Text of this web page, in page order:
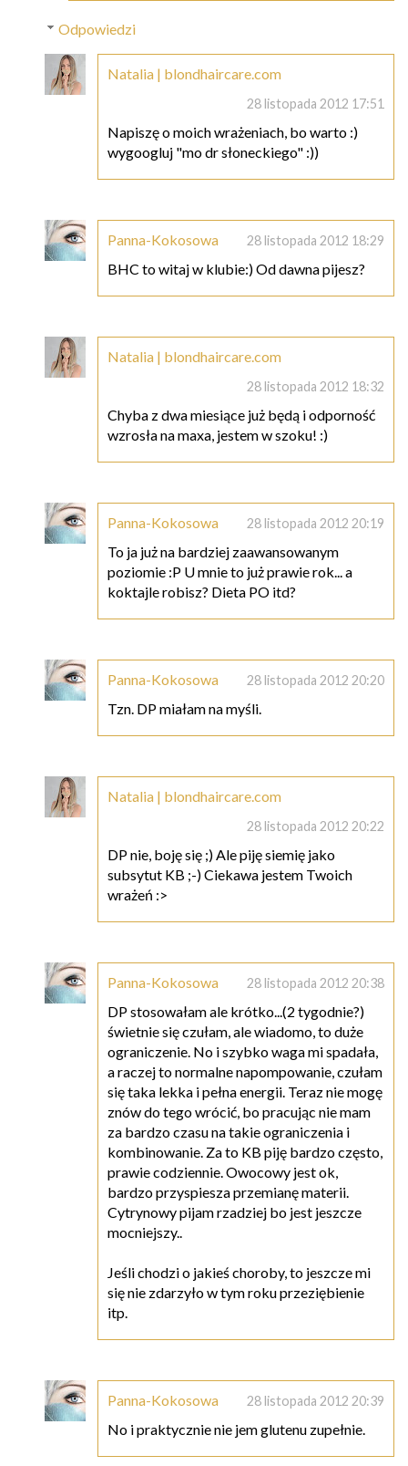
Odpowiedzi
Natalia | blondhaircare.com
28 listopada 2012 17:51
Napiszę o moich wrażeniach, bo warto :)
wygoogluj "mo dr słoneckiego" :))
Panna-Kokosowa 28 listopada 2012 18:29
BHC to witaj w klubie:) Od dawna pijesz?
Natalia | blondhaircare.com
28 listopada 2012 18:32
Chyba z dwa miesiące już będą i odporność
wzrosła na maxa, jestem w szoku! :)
Panna-Kokosowa 28 listopada 2012 20:19
To ja już na bardziej zaawansowanym
poziomie :P U mnie to już prawie rok... a
koktajle robisz? Dieta PO itd?
Panna-Kokosowa 28 listopada 2012 20:20
Tzn. DP miałam na myśli.
Natalia | blondhaircare.com
28 listopada 2012 20:22
DP nie, boję się ;) Ale piję siemię jako
subsytut KB ;-) Ciekawa jestem Twoich
wrażeń :>
Panna-Kokosowa 28 listopada 2012 20:38
DP stosowałam ale krótko...(2 tygodnie?)
świetnie się czułam, ale wiadomo, to duże
ograniczenie. No i szybko waga mi spadała,
a raczej to normalne napompowanie, czułam
się taka lekka i pełna energii. Teraz nie mogę
znów do tego wrócić, bo pracując nie mam
za bardzo czasu na takie ograniczenia i
kombinowanie. Za to KB piję bardzo często,
prawie codziennie. Owocowy jest ok,
bardzo przyspiesza przemianę materii.
Cytrynowy pijam rzadziej bo jest jeszcze
mocniejszy..
Jeśli chodzi o jakieś choroby, to jeszcze mi
się nie zdarzyło w tym roku przeziębienie
itp.
Panna-Kokosowa 28 listopada 2012 20:39
No i praktycznie nie jem glutenu zupełnie.